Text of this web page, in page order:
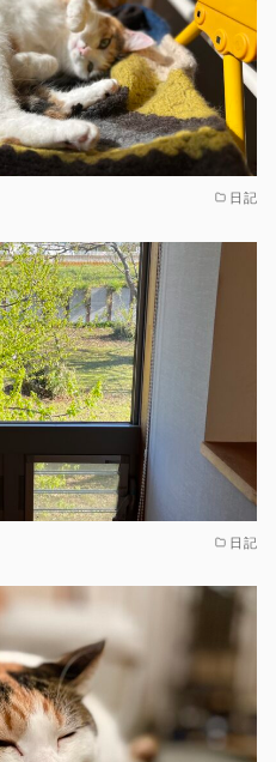
日記
日記